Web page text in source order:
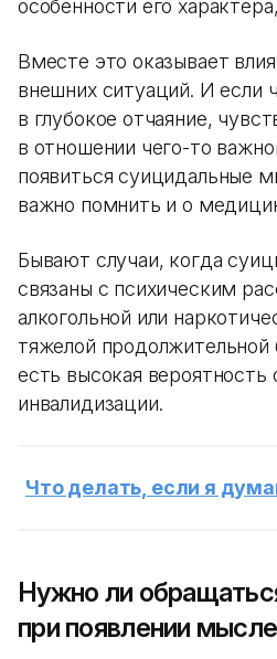
особенности его
Вместе это оказывает
внешних ситуаций. И если
в глубокое отчаяние,
в отношении чего-то
появиться суицидальные
важно помнить и о
Бывают случаи, когда
связаны с психическим
алкогольной или
тяжелой продолжительной
есть высокая вероятность
инвалидизации.
Что делать, если я
Нужно ли
при появлении